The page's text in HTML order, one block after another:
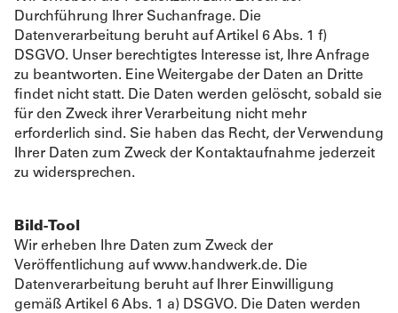
Durchführung Ihrer Suchanfrage. Die
Datenverarbeitung beruht auf Artikel 6 Abs. 1 f)
DSGVO. Unser berechtigtes Interesse ist, Ihre Anfrage
zu beantworten. Eine Weitergabe der Daten an Dritte
findet nicht statt. Die Daten werden gelöscht, sobald sie
für den Zweck ihrer Verarbeitung nicht mehr
erforderlich sind. Sie haben das Recht, der Verwendung
Ihrer Daten zum Zweck der Kontaktaufnahme jederzeit
zu widersprechen.
Bild-Tool
Wir erheben Ihre Daten zum Zweck der
Veröffentlichung auf www.handwerk.de. Die
Datenverarbeitung beruht auf Ihrer Einwilligung
gemäß Artikel 6 Abs. 1 a) DSGVO. Die Daten werden